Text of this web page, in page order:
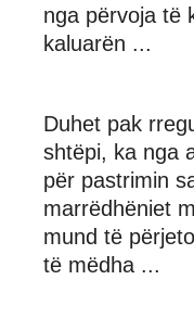
nga përvoja të
kaluarën ...
Duhet pak
shtëpi, ka nga
për pastrimin
marrëdhëniet
mund të
të mëdha ...